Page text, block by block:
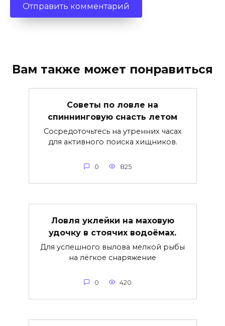
Вам также может понравиться
Советы по ловле на
спиннинговую снасть летом
Сосредоточьтесь на утренних часах
для активного поиска хищников.
0 825
Ловля уклейки на маховую
удочку в стоячих водоёмах.
Для успешного вылова мелкой рыбы
на лёгкое снаряжение
0 420